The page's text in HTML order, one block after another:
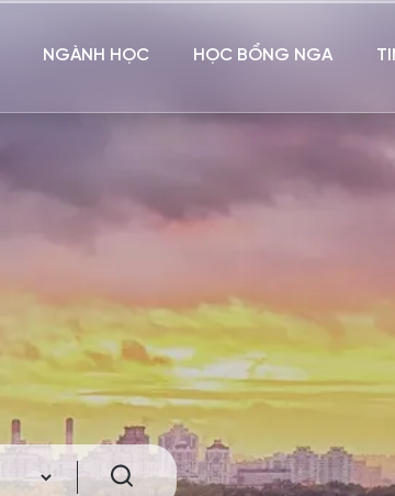
NGÀNH HỌC HỌC BỔNG NGA